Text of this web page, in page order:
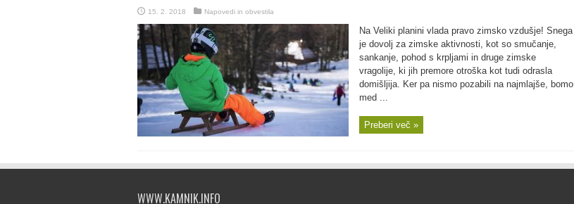
15. 2. 2018 Napovedi in obvestila
Na Veliki planini vlada pravo zimsko vzdušje! Snega
je dovolj za zimske aktivnosti, kot so smučanje,
sankanje, pohod s krpljami in druge zimske
vragolije, ki jih premore otroška kot tudi odrasla
domišljija. Ker pa nismo pozabili na najmlajše, bomo
med ...
Preberi več »
WWW.KAMNIK.INFO